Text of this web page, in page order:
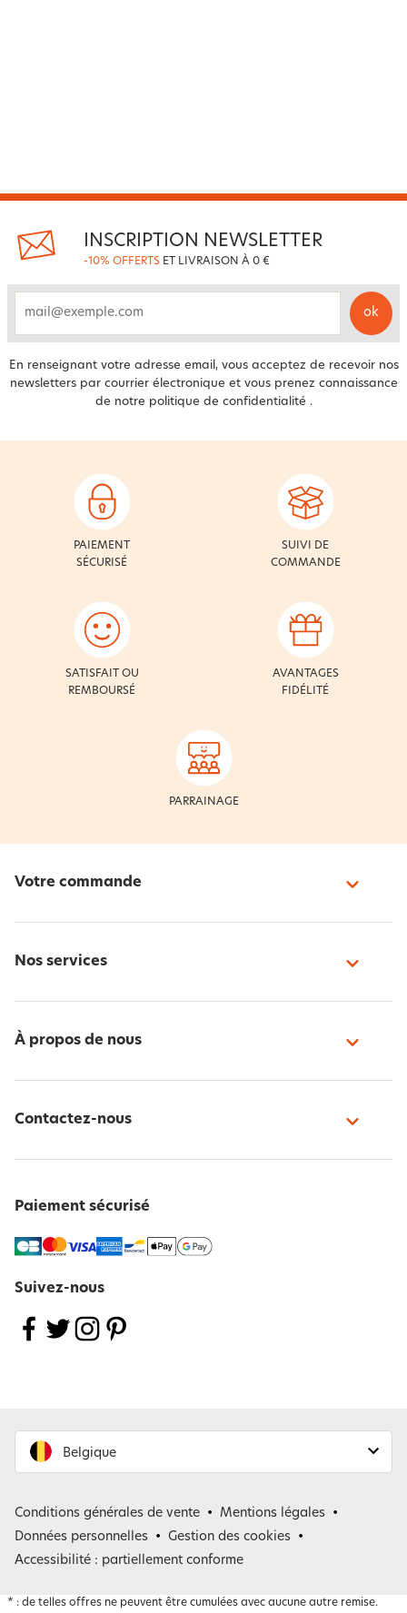
INSCRIPTION NEWSLETTER
-10% OFFERTS ET LIVRAISON À 0 €
ok
En renseignant votre adresse email, vous acceptez de recevoir nos
newsletters par courrier électronique et vous prenez connaissance
de notre politique de confidentialité .
PAIEMENT
SÉCURISÉ
SUIVI DE
COMMANDE
SATISFAIT OU
REMBOURSÉ
AVANTAGES
FIDÉLITÉ
PARRAINAGE
Votre commande
Nos services
À propos de nous
Contactez-nous
Paiement sécurisé
Suivez-nous
Belgique
Belgique
Conditions générales de vente
Mentions légales
Données personnelles
Gestion des cookies
Accessibilité : partiellement conforme
* : de telles offres ne peuvent être cumulées avec aucune autre remise.